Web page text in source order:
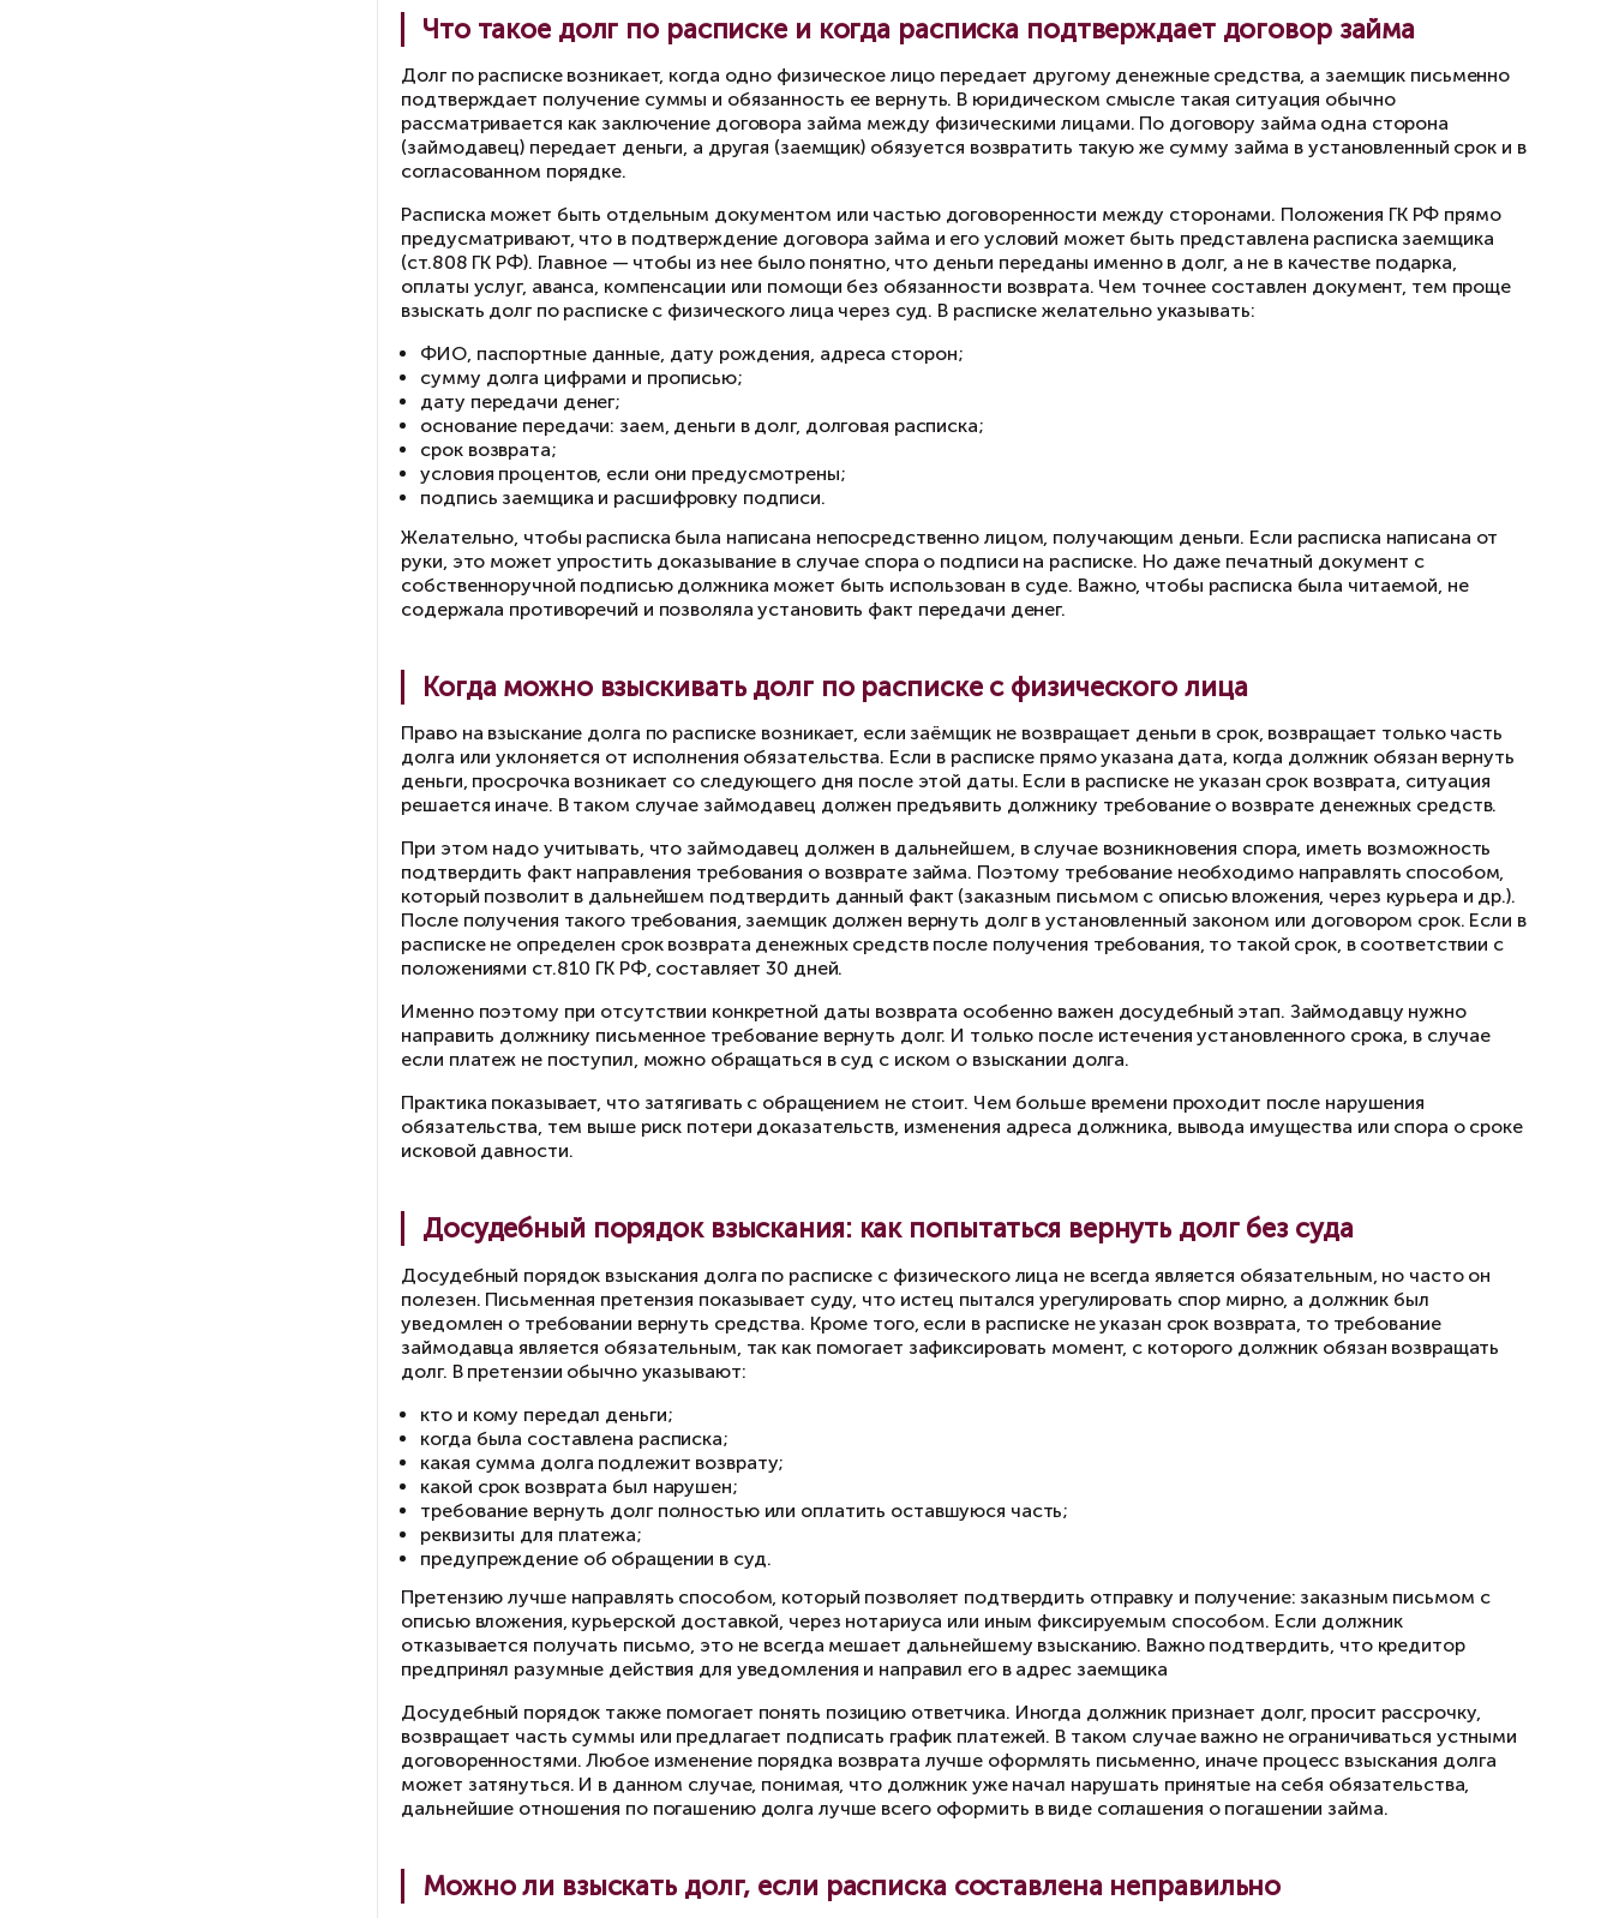
Более того, если сумма займа превышает 10 000 рублей, то в соответствии с положениями
Гражданского кодекса Российской Федерации (далее «ГК РФ»), такая передача денежных
должна быть в обязательном порядке оформлена в письменной форме, а иначе лицо,
случае возникновения спора, подтвердить факт передачи свидетельскими показаниями.
Однако сама по себе расписка не возвращает деньги автоматически. Если должник не
добровольно, потребуется предпринять ряд мер, в том числе осуществить досудебный
подготовить необходимые доказательства, обратиться в суд, получить решение суда и в
исполнительного документа, получить с заемщика переданные ему денежные средства.
порядок взыскания задолженности по расписке заранее: от проверки документа до
Что такое долг по расписке и когда расписка подтверждает
Долг по расписке возникает, когда одно физическое лицо передает другому денежные
подтверждает получение суммы и обязанность ее вернуть. В юридическом смысле такая
рассматривается как заключение договора займа между физическими лицами. По договору
(займодавец) передает деньги, а другая (заемщик) обязуется возвратить такую же сумму
согласованном порядке.
Расписка может быть отдельным документом или частью договоренности между сторонами.
(ст.808 ГК РФ). Главное — чтобы из нее было понятно, что деньги переданы именно в долг, а не в
оплаты услуг, аванса, компенсации или помощи без обязанности возврата. Чем точнее
взыскать долг по расписке с физического лица через суд. В расписке желательно указывать:
ФИО, паспортные данные, дату рождения, адреса сторон;
сумму долга цифрами и прописью;
дату передачи денег;
основание передачи: заем, деньги в долг, долговая расписка;
срок возврата;
условия процентов, если они предусмотрены;
подпись заемщика и расшифровку подписи.
Желательно, чтобы расписка была написана непосредственно лицом, получающим деньги.
руки, это может упростить доказывание в случае спора о подписи на расписке. Но даже
собственноручной подписью должника может быть использован в суде. Важно, чтобы
содержала противоречий и позволяла установить факт передачи денег.
долга или уклоняется от исполнения обязательства. Если в расписке прямо указана дата,
деньги, просрочка возникает со следующего дня после этой даты. Если в расписке не указан
решается иначе. В таком случае займодавец должен предъявить должнику требование о
подтвердить факт направления требования о возврате займа. Поэтому требование
который позволит в дальнейшем подтвердить данный факт (заказным письмом с описью
После получения такого требования, заемщик должен вернуть долг в установленный законом
расписке не определен срок возврата денежных средств после получения требования, то
положениями ст.810 ГК РФ, составляет 30 дней.
Именно поэтому при отсутствии конкретной даты возврата особенно важен досудебный
направить должнику письменное требование вернуть долг. И только после истечения
если платеж не поступил, можно обращаться в суд с иском о взыскании долга.
Практика показывает, что затягивать с обращением не стоит. Чем больше времени проходит
обязательства, тем выше риск потери доказательств, изменения адреса должника, вывода
исковой давности.
Досудебный порядок взыскания: как попытаться вернуть долг